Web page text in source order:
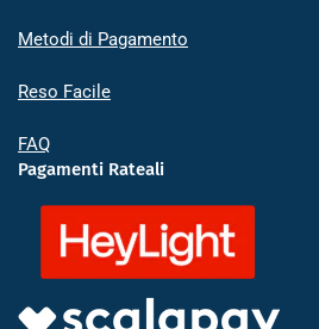
Metodi di Pagamento
Reso Facile
FAQ
Pagamenti Rateali